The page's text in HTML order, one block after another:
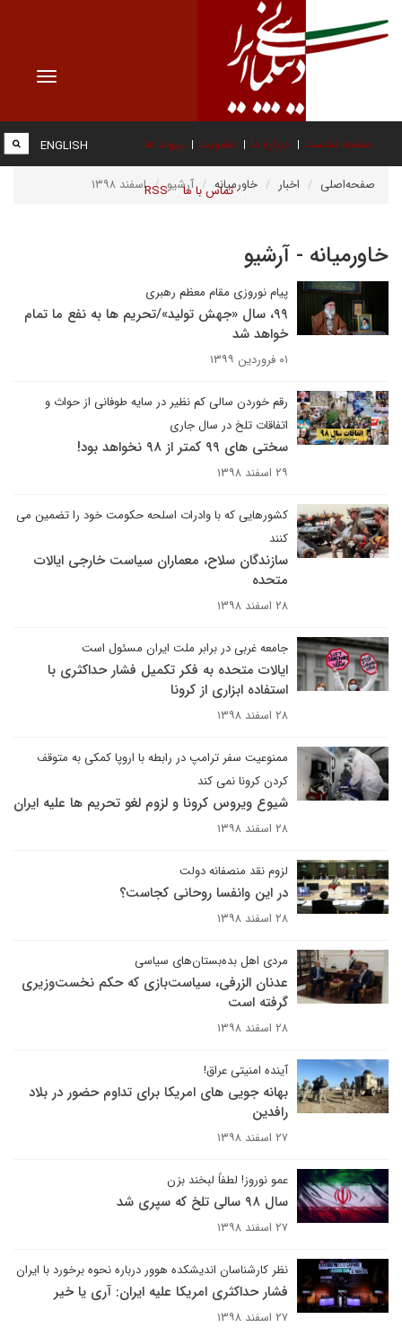
Toggle
صفحه نخست درباره ما عضویت پیوند ها
تماس با ما RSS
ENGLISH
صفحه‌اصلی اخبار خاورمیانه آرشیو اسفند ۱۳۹۸
خاورمیانه - آرشیو
پیام نوروزی مقام معظم رهبری
۹۹، سال «جهش تولید»/تحریم ها به نفع ما تمام
خواهد شد
۰۱ فروردین ۱۳۹۹
رقم خوردن سالی کم نظیر در سایه طوفانی از حواث و
اتفاقات تلخ در سال جاری
سختی های ۹۹ کمتر از ۹۸ نخواهد بود!
۲۹ اسفند ۱۳۹۸
کشورهایی که با وادرات اسلحه حکومت خود را تضمین می
کنند
سازندگان سلاح، معماران سیاست خارجی ایالات
متحده
۲۸ اسفند ۱۳۹۸
جامعه غربی در برابر ملت ایران مسئول است
ایالات متحده به فکر تکمیل فشار حداکثری با
استفاده ابزاری از کرونا
۲۸ اسفند ۱۳۹۸
ممنوعیت سفر ترامپ در رابطه با اروپا کمکی به متوقف
کردن کرونا نمی کند
شیوع ویروس کرونا و لزوم لغو تحریم ها علیه ایران
۲۸ اسفند ۱۳۹۸
لزوم نقد منصفانه دولت
در این وانفسا روحانی کجاست؟
۲۸ اسفند ۱۳۹۸
مردی اهل بده‌بستان‌های سیاسی
عدنان الزرفی، سیاست‌بازی که حکم نخست‌وزیری
گرفته است
۲۸ اسفند ۱۳۹۸
آینده امنیتی عراق!
بهانه جویی های امریکا برای تداوم حضور در بلاد
رافدین
۲۷ اسفند ۱۳۹۸
عمو نوروز! لطفاً لبخند بزن
سال ۹۸ سالی تلخ که سپری شد
۲۷ اسفند ۱۳۹۸
نظر کارشناسان اندیشکده هوور درباره نحوه برخورد با ایران
فشار حداکثری امریکا علیه ایران: آری یا خیر
۲۷ اسفند ۱۳۹۸